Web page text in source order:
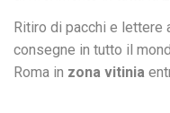
Ritiro di pacchi e lettere
consegne in tutto il
Roma in zona vitinia